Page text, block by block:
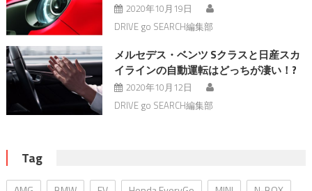
2020年10月19日
DRIVE go SEARCH編集部
メルセデス・ベンツ Sクラスと日産スカ
イラインの自動運転はどっちが凄い！?
2020年10月12日
DRIVE go SEARCH編集部
Tag